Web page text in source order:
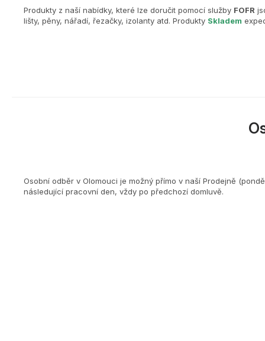
Produkty z naší nabídky, které lze doručit pomocí služby FOFR
lišty, pěny, nářadí, řezačky, izolanty atd. Produkty Skladem
Osobní odběr v Olomouci je možný přímo v naší Prodejně
následující pracovní den, vždy po předchozí domluvě.